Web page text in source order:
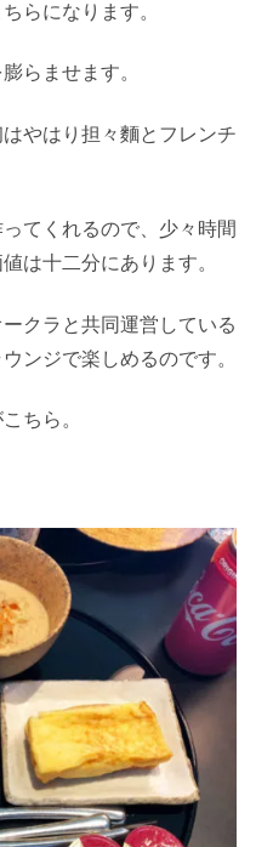
らになります。
らませます。
やはり担々麵とフレンチ
てくれるので、少々時間
は十二分にあります。
クラと共同運営している
ンジで楽しめるのです。
ちら。